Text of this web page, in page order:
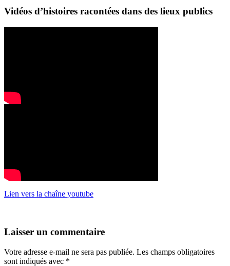
Vidéos d’histoires racontées dans des lieux publics
Lien vers la chaîne youtube
Laisser un commentaire
Votre adresse e-mail ne sera pas publiée. Les champs obligatoires
sont indiqués avec *